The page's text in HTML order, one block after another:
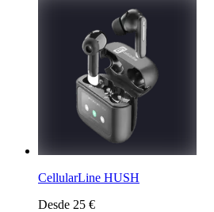
CellularLine HUSH
Desde 25 €